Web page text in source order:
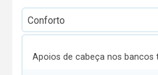
Apoios de cabeça nos bancos